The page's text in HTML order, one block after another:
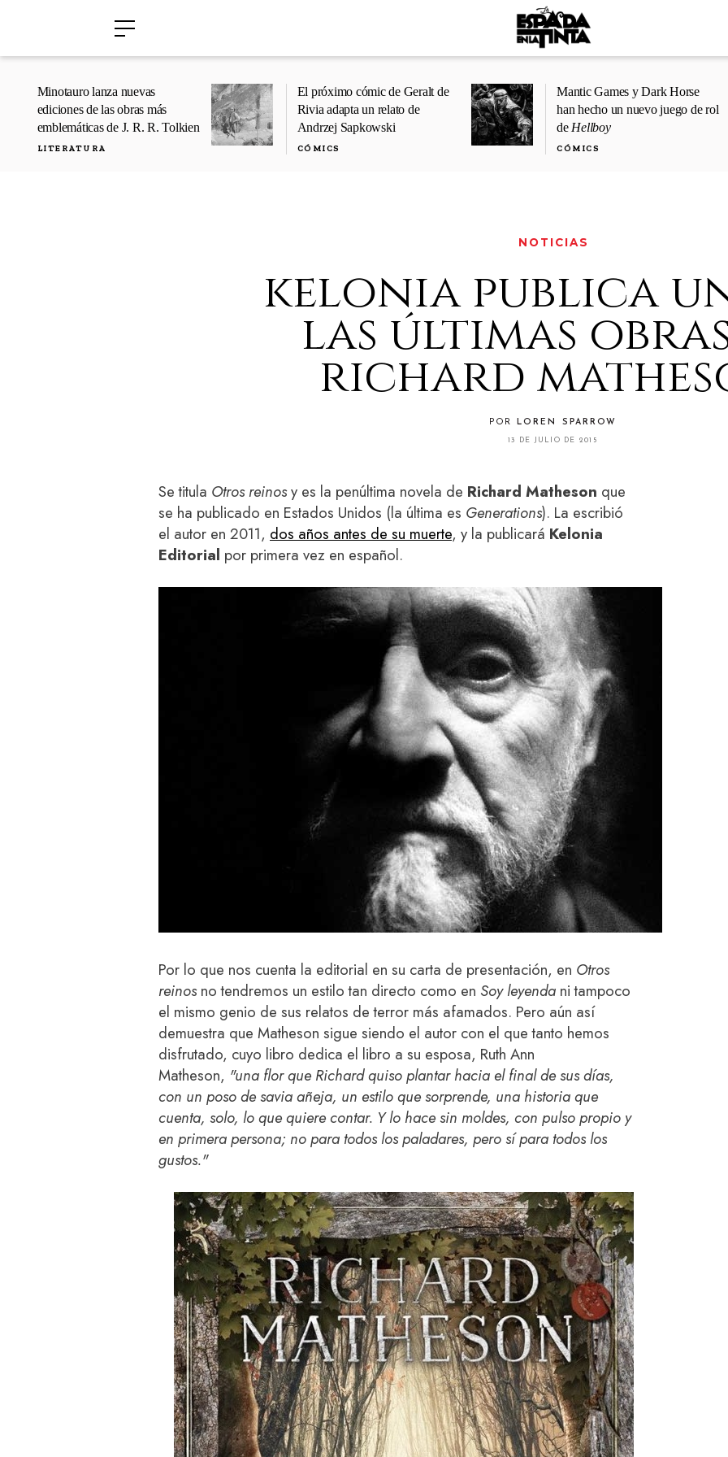
Minotauro lanza nuevas
ediciones de las obras más
emblemáticas de J. R. R. Tolkien
LITERATURA
El próximo cómic de Geralt de
Rivia adapta un relato de
Andrzej Sapkowski
CÓMICS
Mantic Games y Dark Horse
han hecho un nuevo juego de rol
de Hellboy
CÓMICS
NOTICIAS
kelonia publica
las últimas
richard
POR LOREN SPARROW
13 DE JULIO DE 2015
Se titula Otros reinosy es la penúltima novela de Richard Matheson que
se ha publicado en Estados Unidos (la última es Generations). La escribió
el autor en 2011, dos años antes de su muerte, y la publicará Kelonia
Editorial por primera vez en español.
Por lo que nos cuenta la editorial en su carta de presentación, en Otros
reinosno tendremos un estilo tan directo como en Soy leyenda ni tampoco
el mismo genio de sus relatos de terror más afamados. Pero aún así
demuestra que Matheson sigue siendo el autor con el que tanto hemos
disfrutado, cuyo libro dedica el libro a su esposa, Ruth Ann
Matheson, "una flor que Richard quiso plantar hacia el final de sus días,
con un poso de savia añeja, un estilo que sorprende, una historia que
cuenta, solo, lo que quiere contar. Y lo hace sin moldes, con pulso propio y
en primera persona; no para todos los paladares, pero sí para todos los
gustos."
›